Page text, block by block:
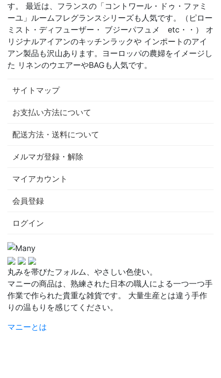
す。 最近は、フランスの「コントワール・ドゥ・ファミ
ーユ」ルームフレグランスシリーズも人気です。（ピロー
ミスト・ディフューザー・ ブジーパフュメ etc・・） オ
リジナルアイアンのキッチンラックや インポートのアイ
アン製品も沢山あります。ヨーロッパの農婦をイメージし
た リネンのウエアーやBAGも人気です。
サイトマップ
お支払い方法について
配送方法・送料について
メルマガ登録・解除
マイアカウント
会員登録
ログイン
丸みを帯びたフォルム、やさしい色使い。
マニーの商品は、熟練された日本の職人による一つ一つ手
作業で作られた貴重な雑貨です。 大量生産とは違う手作
りの温もりを感じてください。
マニーとは